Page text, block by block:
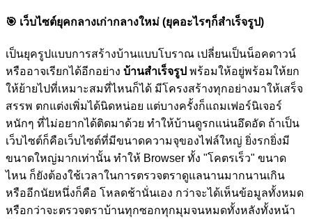
🎯 เว็บไซต์ยุคกลางเก่ากลางใหม่ (ยุคอะไรๆก็สำเร็จรูป)
เป็นยุครูปแบบการสร้างบ้านแบบโบราณ เปลี่ยนเป็นน็อคดาวน์
หรืออาจเรียกได้อีกอย่าง บ้านสำเร็จรูป พร้อมให้อยู่พร้อมให้ยก
ให้ย้ายไปที่เหมาะสมที่ไหนก็ได้ มีโครงสร้างทุกอย่างมาให้เสร็จ
สรรพ ตกแต่งเพิ่มได้นิดหน่อย แต่บางครั้งก็แถมเฟอร์นิเจอร์
หนักๆ ที่ไม่อยากได้ติดมาด้วย ทำให้บ้านดูรกแน่นอึดอัด ถ้าเป็น
เว็บไซต์ก็คือเว็บไซต์ที่มีขนาดความจุของไฟล์ใหญ่ ยิ่งรกยิ่งมี
ขนาดใหญ่มากเท่านั้น ทำให้ Browser ทั้ง "โคตรเร็ว" ขนาด
ไหน ก็ยังต้องใช้เวลาในการตรวจตราดูแลนานมากนานเกิน
หรืออีกนัยหนึ่งก็คือ โหลดช้านั่นเอง กว่าจะได้เห็นข้อมูลทั้งหมด
หรือกว่าจะตรวจตราบ้านทุกซอกทุกมุมจนหมดทั้งหลังทั้งหน้า